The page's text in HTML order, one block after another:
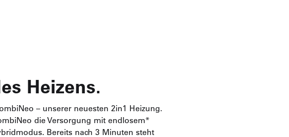
Heizens.
– unserer neuesten 2in1 Heizung.
die Versorgung mit endlosem*
Bereits nach 3 Minuten steht